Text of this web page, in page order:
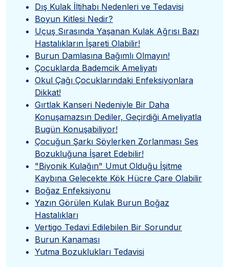
Dış Kulak İltihabı Nedenleri ve Tedavisi
Boyun Kitlesi Nedir?
Uçuş Sırasında Yaşanan Kulak Ağrısı Bazı
Hastalıkların İşareti Olabilir!
Burun Damlasına Bağımlı Olmayın!
Çocuklarda Bademcik Ameliyatı
Okul Çağı Çocuklarındaki Enfeksiyonlara
Dikkat!
Gırtlak Kanseri Nedeniyle Bir Daha
Konuşamazsın Dediler, Geçirdiği Ameliyatla
Bugün Konuşabiliyor!
Çocuğun Şarkı Söylerken Zorlanması Ses
Bozukluğuna İşaret Edebilir!
"Biyonik Kulağın" Umut Olduğu İşitme
Kaybına Gelecekte Kök Hücre Çare Olabilir
Boğaz Enfeksiyonu
Yazın Görülen Kulak Burun Boğaz
Hastalıkları
Vertigo Tedavi Edilebilen Bir Sorundur
Burun Kanaması
Yutma Bozuklukları Tedavisi